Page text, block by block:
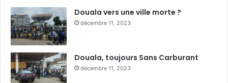
Douala vers une ville morte ?
décembre 11, 2023
Douala, toujours Sans Carburant
décembre 11, 2023